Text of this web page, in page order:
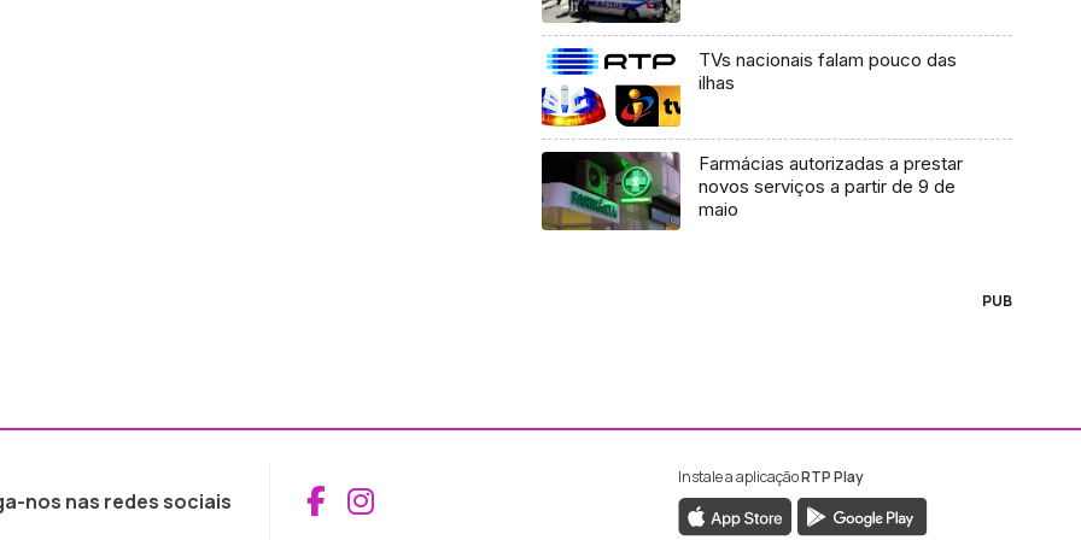
TVs nacionais falam pouco das
ilhas
Farmácias autorizadas a prestar
novos serviços a partir de 9 de
maio
PUB
nos nas redes sociais Aceder ao Facebook da RTP Madeira
Aceder ao Instagram da RTP Madeira
Instale a aplicaçãoRTP Play